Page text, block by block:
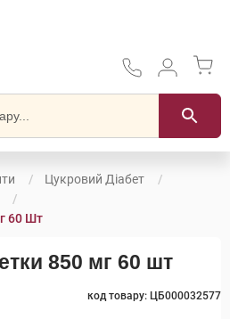
Цукровий Діабет
60 Шт
850 мг 60 шт
код товару: ЦБ000032577